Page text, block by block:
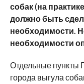
собак (на
должно быть
необходимости.
необходимости
Отдельные пункты
города выгула